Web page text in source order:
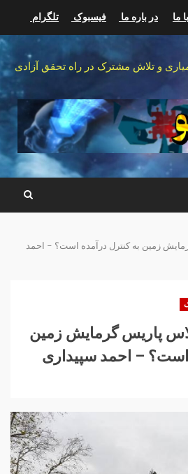
ما در باره ما فیسبوک تلگرام
و تلاش مشترک در راه تحقق آزادی
زمین به کنترل درآمده است؟ – احمد
پاریس گرمایش زمین
است؟ – احمد سپیداری